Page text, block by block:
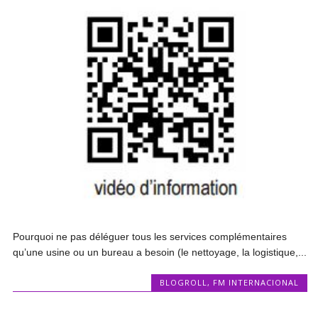
Pourquoi ne pas déléguer tous les services complémentaires
qu’une usine ou un bureau a besoin (le nettoyage, la logistique,...
BLOGROLL, FM INTERNACIONAL